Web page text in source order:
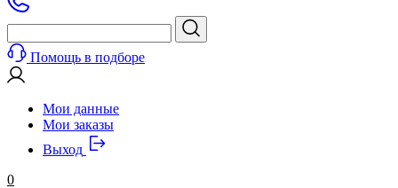
Помощь в подборе
Мои данные
Мои заказы
Выход
0